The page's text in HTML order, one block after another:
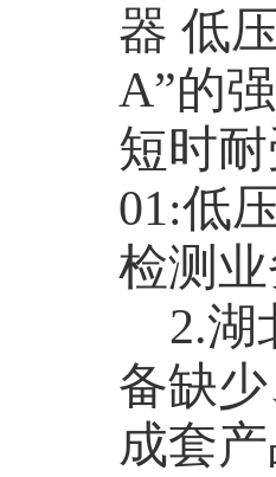
器 低
A”的
短时
01:低
检测
2.湖
备缺
成套